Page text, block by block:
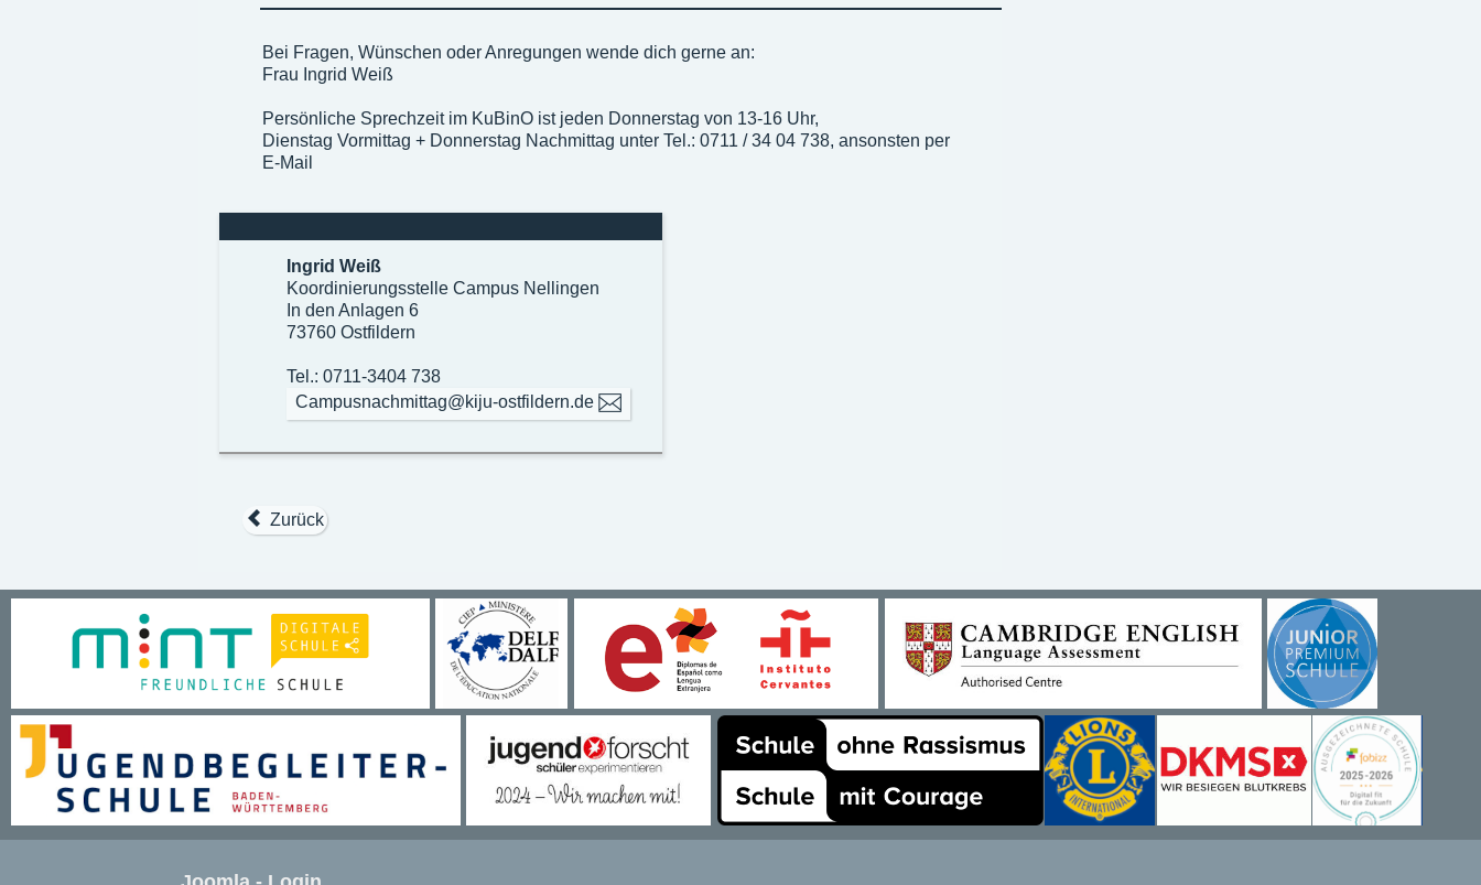
Bei Fragen, Wünschen oder Anregungen wende dich gerne an:
Frau Ingrid Weiß
Persönliche Sprechzeit im KuBinO ist jeden Donnerstag von 13-16 Uhr,
Dienstag Vormittag + Donnerstag Nachmittag unter Tel.: 0711 / 34 04 738, ansonsten per
E-Mail
Ingrid Weiß
Koordinierungsstelle Campus Nellingen
In den Anlagen 6
73760 Ostfildern
Tel.: 0711-3404 738
Campusnachmittag@kiju-ostfildern.de
Zurück